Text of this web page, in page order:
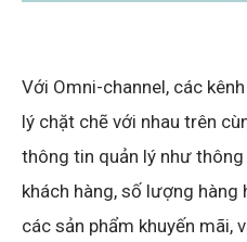
Với Omni-channel, các
lý chặt chẽ với nhau trên
thông tin quản lý như
khách hàng, số lượng
các sản phẩm khuyến mãi,